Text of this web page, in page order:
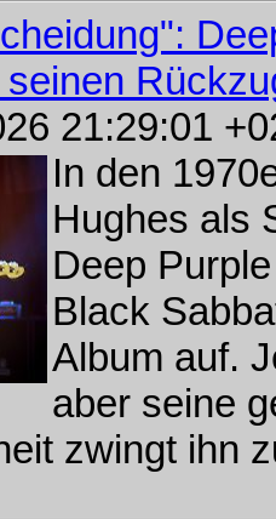
21:29:01
In den
Hughes als
Deep
Black
Album auf.
aber seine
zwingt ihn